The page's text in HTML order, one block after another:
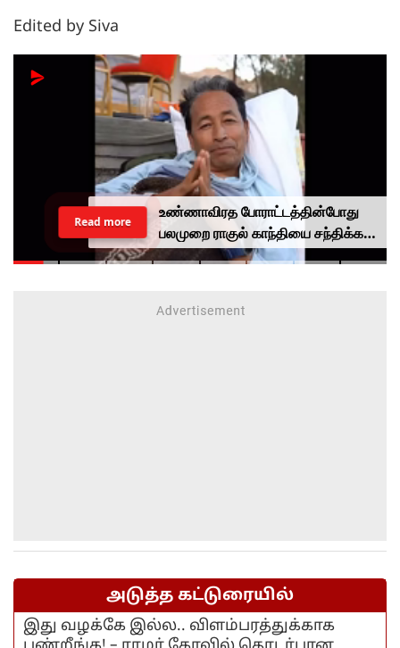
Edited by Siva
உண்ணாவிரத போராட்டத்தின்போது
பலமுறை ராகுல் காந்தியை சந்திக்க
முயன்றாரா சோனம் வாங்சுக்
Read more
அடுத்த கட்டுரையில்
இது வழக்கே இல்ல.. விளம்பரத்துக்காக